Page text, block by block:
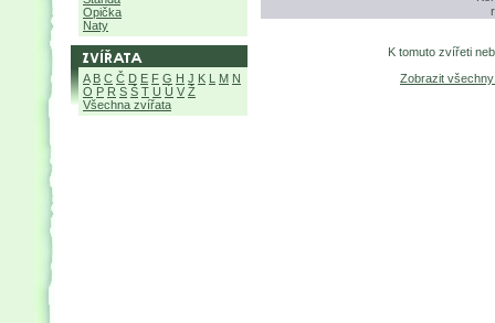
Opička
Naty
A B C Č D E F G H J K L M N
O P R S Š T U Ú V Ž
Všechna zvířata
K tomuto zvířeti
Zobrazit